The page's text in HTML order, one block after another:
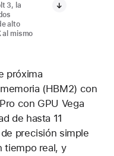
3, la
alto
al mismo
próxima
(HBM2) con
con GPU Vega
de hasta 11
precisión simple
tiempo real, y